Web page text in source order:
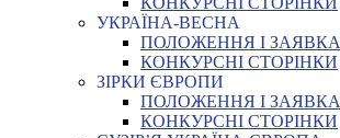
УКРАЇНА-ВЕСНА
ПОЛОЖЕННЯ І ЗАЯВКА
КОНКУРСНІ СТОРІНКИ
ЗІРКИ ЄВРОПИ
ПОЛОЖЕННЯ І ЗАЯВКА
КОНКУРСНІ СТОРІНКИ